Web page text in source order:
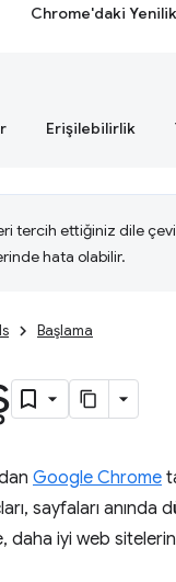
Chrome'daki
Erişilebilirlik
tercih ettiğiniz dile
hata olabilir.
Başlama
Google Chrome
sayfaları anında
daha iyi web